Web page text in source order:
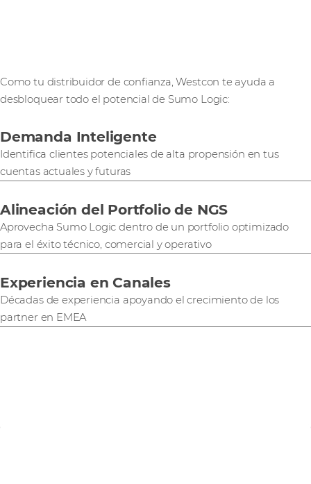
Como tu distribuidor de confianza, Westcon te ayuda a
desbloquear todo el potencial de Sumo Logic:
Demanda Inteligente
Identifica clientes potenciales de alta propensión en tus
cuentas actuales y futuras
Alineación del Portfolio de NGS
Aprovecha Sumo Logic dentro de un portfolio optimizado
para el éxito técnico, comercial y operativo
Experiencia en Canales
Décadas de experiencia apoyando el crecimiento de los
partner en EMEA